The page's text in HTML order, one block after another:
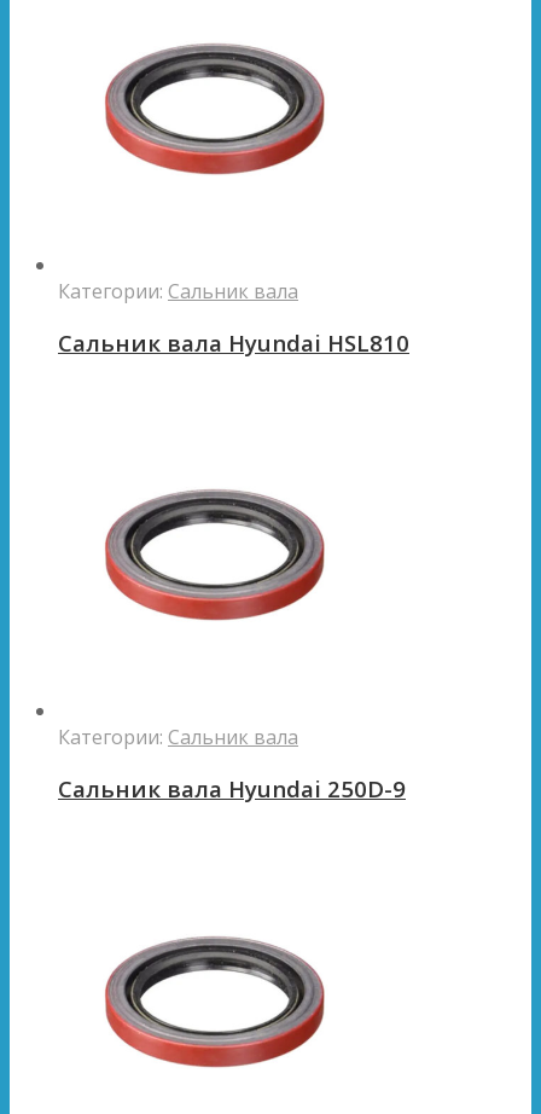
Категории: Сальник вала
Сальник вала Hyundai HSL810
Категории: Сальник вала
Сальник вала Hyundai 250D-9